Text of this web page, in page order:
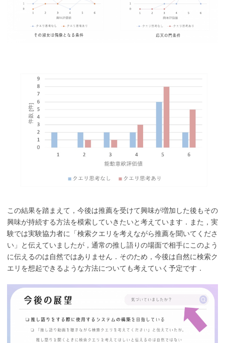
この結果を踏まえて，今後は推薦を受けて興味が増加した後もその
興味が持続する方法を模索していきたいと考えています．また，実
験では実験協力者に「検索クエリを考えながら推薦を聞いてくださ
い」と伝えていましたが，通常の推し語りの場面で相手にこのよう
に伝えるのは自然ではありません．そのため，今後は自然に検索ク
エリを想起できるような方法についても考えていく予定です．